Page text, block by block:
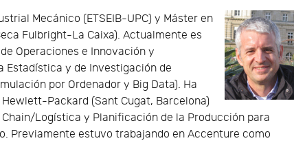
Mecánico (ETSEIB-UPC) y Máster en
Fulbright-La Caixa). Actualmente es
Operaciones e Innovación y
Estadística y de Investigación de
por Ordenador y Big Data). Ha
Packard (Sant Cugat, Barcelona)
Logística y Planificación de la Producción para
Previamente estuvo trabajando en Accenture como